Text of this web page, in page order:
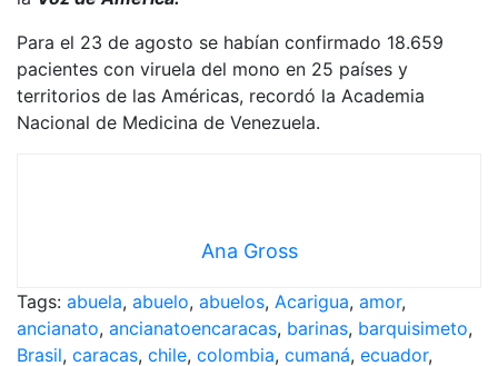
Para el 23 de agosto se habían confirmado 18.659
pacientes con viruela del mono en 25 países y
territorios de las Américas, recordó la Academia
Nacional de Medicina de Venezuela.
Ana Gross
Tags: abuela, abuelo, abuelos, Acarigua, amor,
ancianato, ancianatoencaracas, barinas, barquisimeto,
Brasil, caracas, chile, colombia, cumaná, ecuador,